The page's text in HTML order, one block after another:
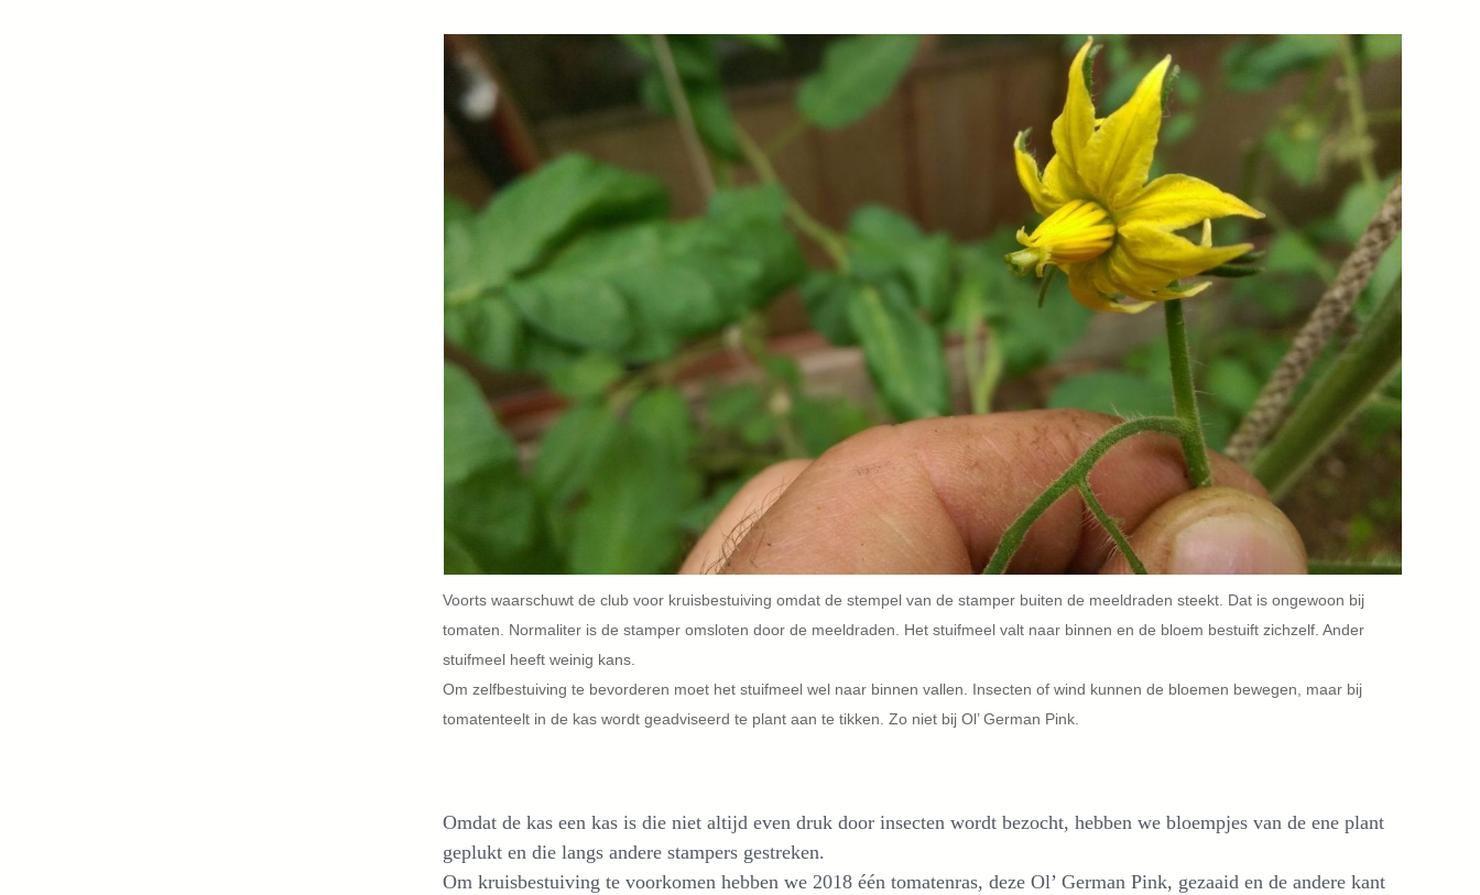
Voorts waarschuwt de club voor kruisbestuiving omdat de stempel van de stamper buiten de meeldraden steekt. Dat is ongewoon bij
tomaten. Normaliter is de stamper omsloten door de meeldraden. Het stuifmeel valt naar binnen en de bloem bestuift zichzelf. Ander
stuifmeel heeft weinig kans.
Om zelfbestuiving te bevorderen moet het stuifmeel wel naar binnen vallen. Insecten of wind kunnen de bloemen bewegen, maar bij
tomatenteelt in de kas wordt geadviseerd te plant aan te tikken. Zo niet bij Ol’ German Pink.
Omdat de kas een kas is die niet altijd even druk door insecten wordt bezocht, hebben we bloempjes van de ene plant
geplukt en die langs andere stampers gestreken.
Om kruisbestuiving te voorkomen hebben we 2018 één tomatenras, deze Ol’ German Pink, gezaaid en de andere kant